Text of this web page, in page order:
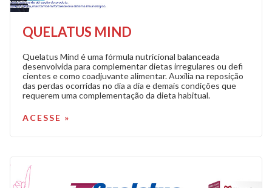
QUELATUS MIND
Quelatus Mind é uma fórmula nutricional balanceada
desenvolvida para complementar dietas irregulares ou defi
cientes e como coadjuvante alimentar. Auxilia na reposição
das perdas ocorridas no dia a dia e demais condições que
requerem uma complementação da dieta habitual.
ACESSE »